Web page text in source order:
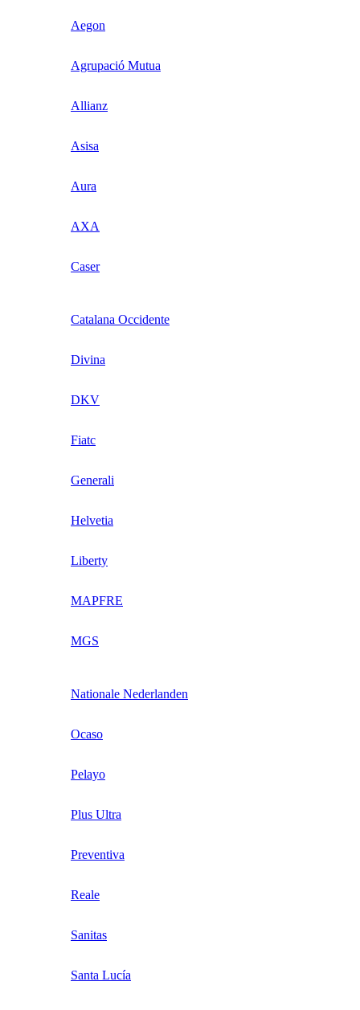
Aegon
Agrupació Mutua
Allianz
Asisa
Aura
AXA
Caser
Catalana Occidente
Divina
DKV
Fiatc
Generali
Helvetia
Liberty
MAPFRE
MGS
Nationale Nederlanden
Ocaso
Pelayo
Plus Ultra
Preventiva
Reale
Sanitas
Santa Lucía